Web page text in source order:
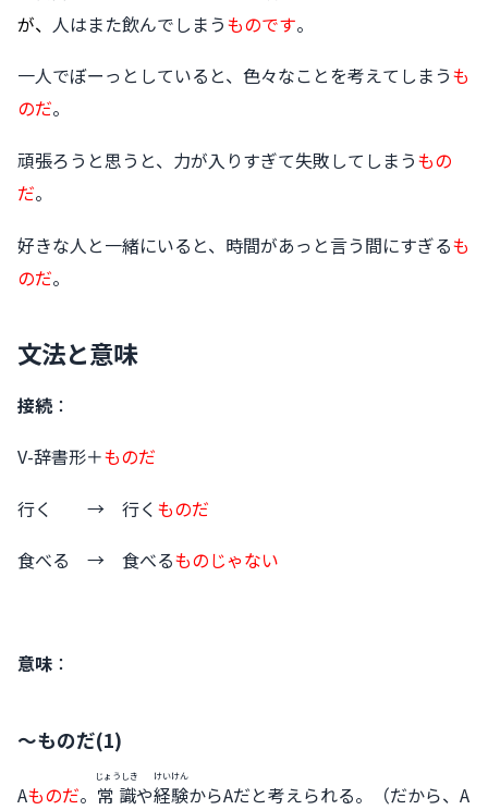
が、 人はまた飲んでしまうものです。
一人でぼーっとしていると、色々なことを考えてしまうも
のだ。
頑張ろうと思うと、力が入りすぎて失敗してしまうもの
だ。
好きな人と一緒にいると、時間があっと言う間にすぎるも
のだ。
文法と意味
接続：
V-辞書形＋ものだ
行く → 行く ものだ
食べる → 食べるものじゃない
意味 ：
〜ものだ(1)
Aものだ。 常識
じょうしき
や経験
けいけん
からAだと考えられる。（だから、A